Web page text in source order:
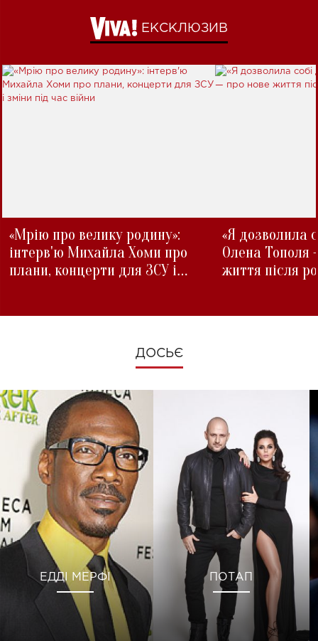
ЕКСКЛЮЗИВ
«Мрію про велику родину»:
інтерв'ю Михайла Хоми про
плани, концерти для ЗСУ і
«Я дозволила
Олена Тополя
життя після
ДОСЬЄ
ЕДДІ МЕРФІ ПОТАП